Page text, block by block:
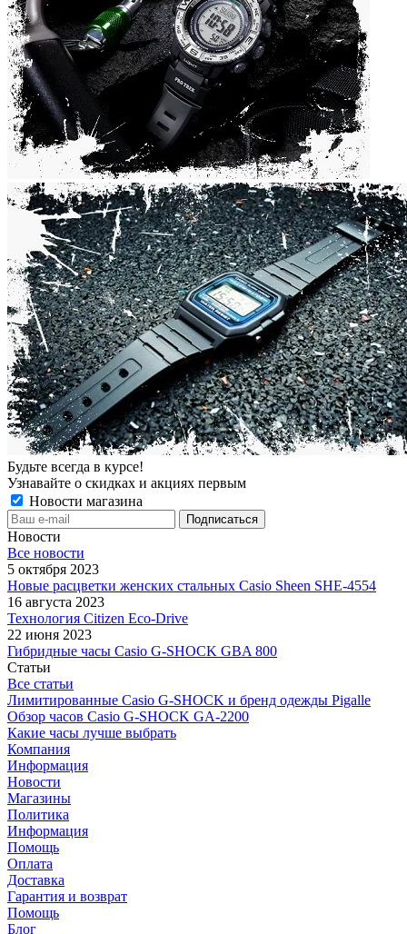
Будьте всегда в курсе!
Узнавайте о скидках и акциях первым
Новости магазина
Новости
Все новости
5 октября 2023
Новые расцветки женских стальных Casio Sheen SHE-4554
16 августа 2023
Технология Citizen Eco-Drive
22 июня 2023
Гибридные часы Casio G-SHOCK GBA 800
Статьи
Все статьи
Лимитированные Casio G-SHOCK и бренд одежды Pigalle
Обзор часов Casio G-SHOCK GA-2200
Какие часы лучше выбрать
Компания
Информация
Новости
Магазины
Политика
Информация
Помощь
Оплата
Доставка
Гарантия и возврат
Помощь
Блог